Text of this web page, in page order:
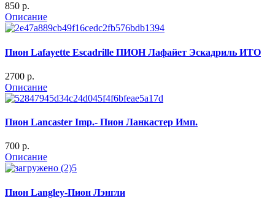
850 p.
Описание
Пион Lafayette Escadrille ПИОН Лафайет Эскадриль ИТО
2700 p.
Описание
Пион Lancaster Imp.- Пион Ланкастер Имп.
700 p.
Описание
Пион Langley-Пион Лэнгли